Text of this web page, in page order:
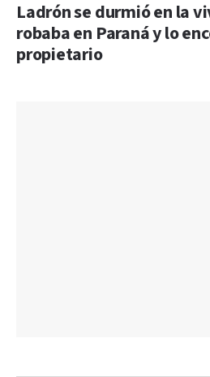
Ladrón se durmió en la
robaba en Paraná y lo
propietario